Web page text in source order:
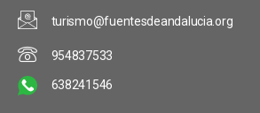
turismo@fuentesdeandalucia.org
954837533
638241546